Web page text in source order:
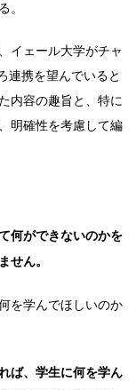
。
イェール大学がチャ
連携を望んでいると
内容の趣旨と、特に
明確性を考慮して編
何ができないのかを
せん。
を学んでほしいのか
ば、学生に何を学ん